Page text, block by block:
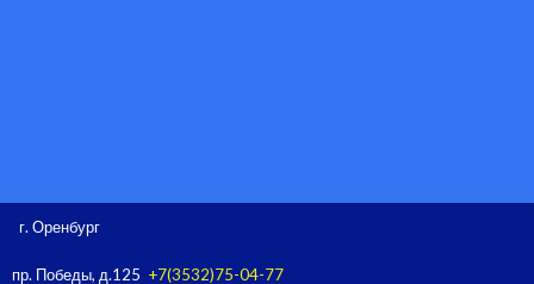
г. Оренбург
пр. Победы, д.125 +7(3532)75-04-77